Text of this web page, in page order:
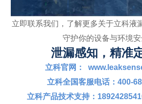
立即联系我们，了解更多关于立科液
守护你的设备与环境安
泄漏感知，精准
立科官网：
立科全国客服电话：400-
立科产品技术支持：